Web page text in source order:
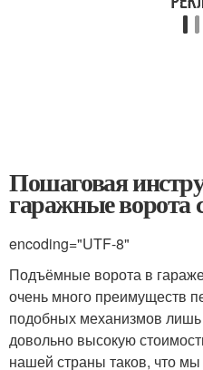
Пошаговая
гаражные ворота
encoding="UTF-8"
Подъёмные ворота в
очень много преимуществ
подобных механизмов
довольно высокую
нашей страны таков, что